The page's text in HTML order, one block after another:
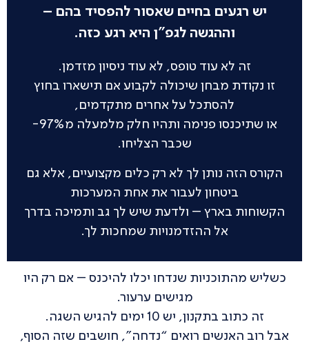
יש רגעים בחיים שאסור להפסיד בהם –
וההגשה לגפ"ן היא רגע כזה.
זה לא עוד טופס, לא עוד ניסיון מזדמן.
זו נקודת מבחן שיכולה לקבוע אם תישארו בחוץ
להסתכל על אחרים מתקדמים,
או שתיכנסו פנימה ותהיו חלק מלמעלה מ97%-
שכבר הצליחו.
הקורס הזה נותן לך לא רק כלים מקצועיים, אלא גם
ביטחון לעבור את אחת המערכות
הקשוחות בארץ – ולדעת שיש לך גב ותמיכה בדרך
אל ההזדמנויות שמחכות לך.
כשליש מהתוכניות שנדחו יכלו להיכנס – אם רק היו
מגישים ערעור.
זה כתוב בתקנון, יש 10 ימים להגיש השגה.
אבל רוב האנשים רואים “נדחה”, חושבים שזה הסוף,